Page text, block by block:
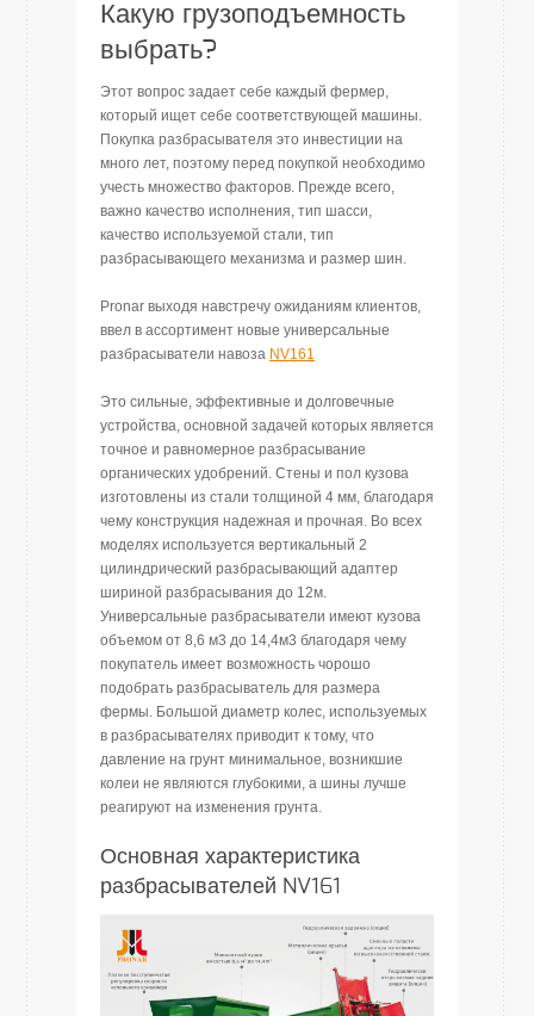
Какую грузоподъемность
выбрать?
Этот вопрос задает себе каждый фермер,
который ищет себе соответствующей машины.
Покупка разбрасывателя это инвестиции на
много лет, поэтому перед покупкой необходимо
учесть множество факторов. Прежде всего,
важно качество исполнения, тип шасси,
качество используемой стали, тип
разбрасывающего механизма и размер шин.
Pronar выходя навстречу ожиданиям клиентов,
ввел в ассортимент новые универсальные
разбрасыватели навоза NV161
Это сильные, эффективные и долговечные
устройства, основной задачей которых является
точное и равномерное разбрасывание
органических удобрений. Стены и пол кузова
изготовлены из стали толщиной 4 мм, благодаря
чему конструкция надежная и прочная. Во всех
моделях используется вертикальный 2
цилиндрический разбрасывающий адаптер
шириной разбрасывания до 12м.
Универсальные разбрасыватели имеют кузова
объемом от 8,6 м3 до 14,4м3 благодаря чему
покупатель имеет возможность чорошо
подобрать разбрасыватель для размера
фермы. Большой диаметр колес, используемых
в разбрасывателях приводит к тому, что
давление на грунт минимальное, возникшие
колеи не являются глубокими, а шины лучше
реагируют на изменения грунта.
Основная характеристика
разбрасывателей NV161